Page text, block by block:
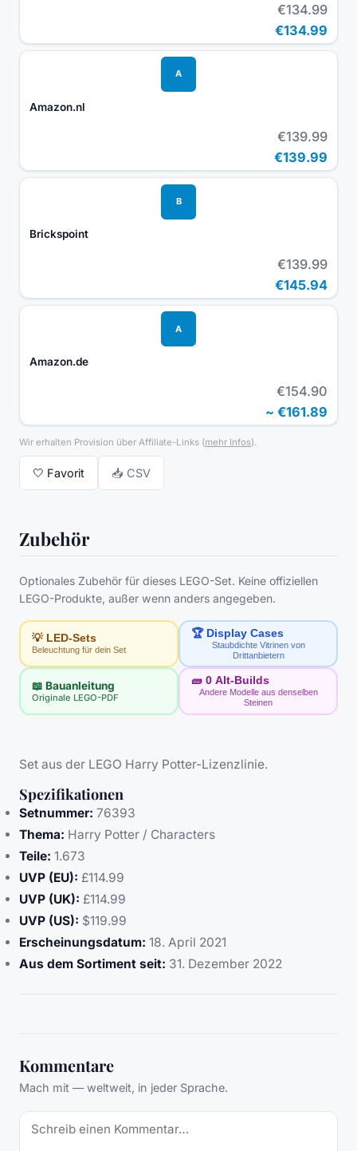
€134.99
€134.99
A
Amazon.nl
€139.99
€139.99
B
Brickspoint
€139.99
€145.94
A
Amazon.de
€154.90
~ €161.89
Wir erhalten Provision über Affiliate-Links (mehr Infos).
🤍 Favorit 📥 CSV
Zubehör
Optionales Zubehör für dieses LEGO-Set. Keine offiziellen
LEGO-Produkte, außer wenn anders angegeben.
💡 LED-Sets
Beleuchtung für dein Set
🏆 Display Cases
Staubdichte Vitrinen von
Drittanbietern
📖 Bauanleitung
Originale LEGO-PDF
🧱 0 Alt-Builds
Andere Modelle aus denselben
Steinen
Set aus der LEGO Harry Potter-Lizenzlinie.
Spezifikationen
Setnummer: 76393
Thema: Harry Potter / Characters
Teile: 1.673
UVP (EU): £114.99
UVP (UK): £114.99
UVP (US): $119.99
Erscheinungsdatum: 18. April 2021
Aus dem Sortiment seit: 31. Dezember 2022
Kommentare
Mach mit — weltweit, in jeder Sprache.